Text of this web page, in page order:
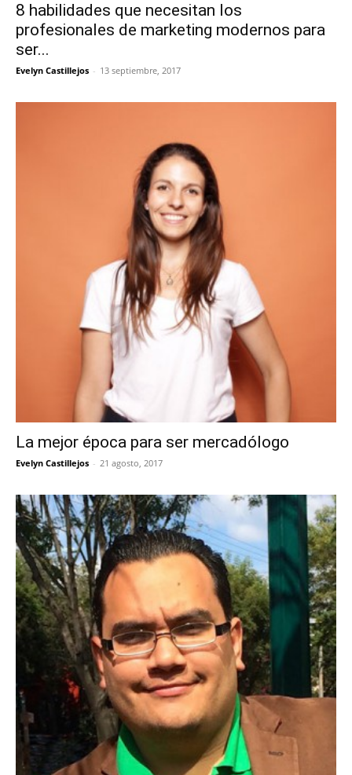
8 habilidades que necesitan los
profesionales de marketing modernos para
ser...
Evelyn Castillejos - 13 septiembre, 2017
La mejor época para ser mercadólogo
Evelyn Castillejos - 21 agosto, 2017